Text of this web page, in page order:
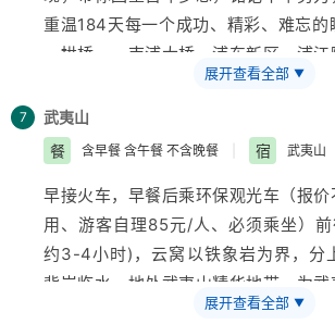
车赴桐乡、游览千年水乡、似水年
镇东栅】（游览1.5-2小早餐后游览国
【木渎古镇】
表）、虹饮山房（江南皇家园林、古戏
香溪游船等。
赠送中国最大的城市湖泊公园—
【金
车赴杭州（180公里，约3小时），
【西湖】
（游览1.5小时左右），游览
景之一，含红鱼池、御碑亭、牡丹园等
湖十景之一，移步换景，近距离颀赏
公园—【西溪湿地二期】（约50分
车）。
化底蕴的古街。
中餐安排一顿御茶宴、游客可在此免
车赴桐乡、游览千年水乡、似水年
镇东栅】 （游览1.5-2小时）：逢源姐
江南百床馆等。
、夜幕降临之际，魔都上海
重温184天每一个成功、精彩、难忘的
一拱桥——南浦大桥、浦东新区、浦江
塔（高468米）、金茂大厦（88层）
心(110早餐后游2010世博主题馆
宫，不含清明上河图展馆门票】 (周一
源之城、绿之城、文化古城、新经济
力。
远观世界第一拱桥——南浦大桥、浦东
观东方明珠塔（高468米）、金茂大
上海金融中心(110层)外景，
展开查看全部 ▼
7
武夷山
餐
含早餐 含午餐 不含晚餐 宿 武夷山
早接火车，早餐后乘环保观光车（报
用、游客自理85元/人、必须乘坐）前
约3-4小时)，云窝以铁象岩为界，分
背岩临水，地处武夷山精华地带，为
来是古代文人墨客、名宦隐潜居养心之
展开查看全部 ▼